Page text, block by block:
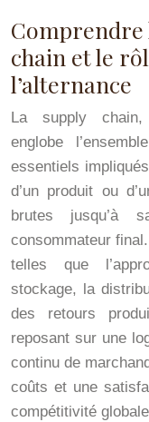
Comprendre
chain et le
l’alternance
La supply chain,
englobe
essentiels
d’un produit ou
brutes jusqu’à
consommateur
telles que
stockage, la
des retours
reposant sur une
continu de
coûts et une
compétitivité